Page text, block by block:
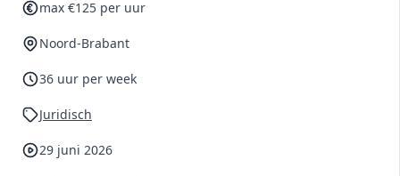
max €125 per uur
Noord-Brabant
36 uur per week
Juridisch
29 juni 2026